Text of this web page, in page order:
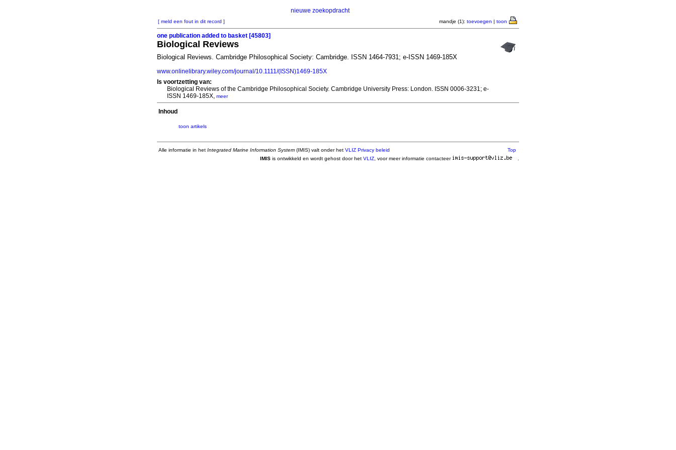
nieuwe zoekopdracht
[ meld een fout in dit record ] mandje (1): toevoegen | toon
one publication added to basket [45803]
Biological Reviews
Biological Reviews. Cambridge Philosophical Society: Cambridge. ISSN 1464-7931; e-ISSN 1469-185X
www.onlinelibrary.wiley.com/journal/10.1111/(ISSN)1469-185X
Is voortzetting van:
Biological Reviews of the Cambridge Philosophical Society. Cambridge University Press: London. ISSN 0006-3231; e-
ISSN 1469-185X, meer
Inhoud
toon artikels
Alle informatie in het Integrated Marine Information System (IMIS) valt onder het VLIZ Privacy beleid
Top
IMIS is ontwikkeld en wordt gehost door het VLIZ , voor meer informatie contacteer